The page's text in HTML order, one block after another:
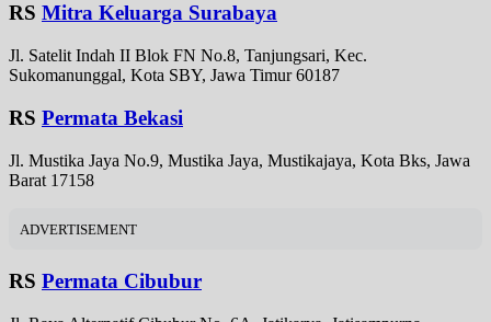
RS Mitra Keluarga Surabaya
Jl. Satelit Indah II Blok FN No.8, Tanjungsari, Kec.
Sukomanunggal, Kota SBY, Jawa Timur 60187
RS Permata Bekasi
Jl. Mustika Jaya No.9, Mustika Jaya, Mustikajaya, Kota Bks, Jawa
Barat 17158
ADVERTISEMENT
RS Permata Cibubur